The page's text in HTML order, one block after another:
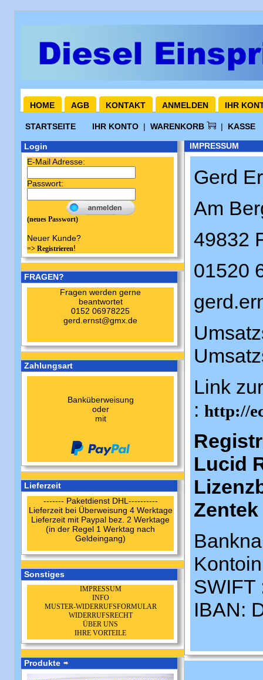
HOME AGB KONTAKT ANMELDEN IHR
STARTSEITE IHR KONTO | WARENKORB | KASSE
Login
E-Mail Adresse:
Passwort:
(neues Passwort)
Neuer Kunde?
=> Registrieren!
FRAGEN?
Fragen werden gerne
beantwortet
0152 06978225
gerd.ernst@gmx.de
Zahlungsart
Banküberweisung
oder
mit
Lieferzeit
------- Paketdienst DHL----------
Lieferzeit bei Überweisung 4 Werktage
Lieferzeit mit Paypal bez. 2 Werktage
(in der Regel 1 Werktag nach
Geldeingang)
Sonstiges
IMPRESSUM
INFO
MUSTER-WIDERRUFSFORMULAR
WIDERRUFSRECHT
ÜBER UNS
IHRE VORTEILE
Produkte
IMPRESSUM
Gerd
Am
49832
01520
Link
: http://
Lucid
Zentek
SWIFT
IBAN: